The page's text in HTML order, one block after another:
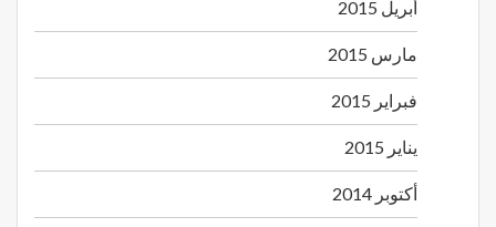
أبريل 2015
مارس 2015
فبراير 2015
يناير 2015
أكتوبر 2014